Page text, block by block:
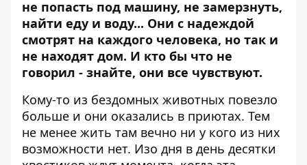
не попасть под машину, не замерзнуть,
найти еду и воду... Они с надеждой
смотрят на каждого человека, но так и
не находят дом. И кто бы что не
говорил - знайте, они все чувствуют.
Кому-то из бездомных животных повезло
больше и они оказались в приютах. Тем
не менее жить там вечно ни у кого из них
возможности нет. Изо дня в день десятки